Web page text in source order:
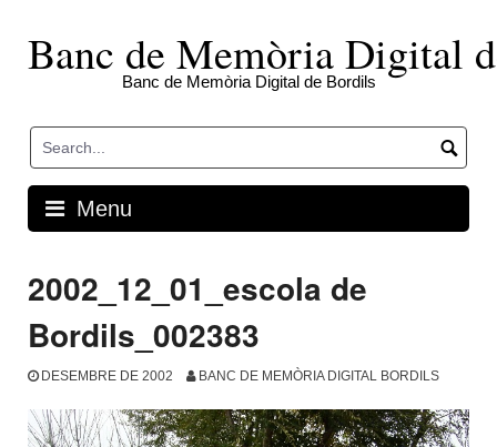
contentBanc de Memòria Digital
Banc de Memòria Digital de Bordils
Menu
2002_12_01_escola de
Bordils_002383
DESEMBRE DE 2002 BANC DE MEMÒRIA DIGITAL BORDILS